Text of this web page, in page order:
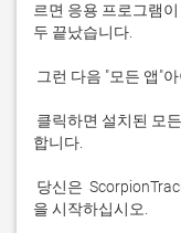
르면 응용 프로그램
을 시작하십시오.